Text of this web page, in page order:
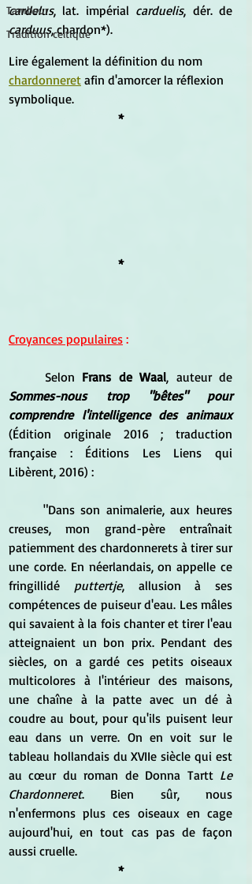
Tambour
Tradition celtique
cardelus, lat. impérial carduelis, dér. de
carduus, chardon*).
Lire également la définition du nom
chardonneret afin d'amorcer la réflexion
symbolique.
*
*
Croyances populaires :
	Selon
Frans de Waal
Sommes-nous trop "bêtes" pour
comprendre l'intelligence des animaux
(Édition originale 2016 ; traduction
française : Éditions Les Liens qui
Libèrent, 2016) :
creuses, mon grand-père entraînait
patiemment des chardonnerets à tirer sur
une corde. En néerlandais, on appelle ce
fringillidé puttertje, allusion à ses
compétences de puiseur d'eau. Les mâles
qui savaient à la fois chanter et tirer l'eau
atteignaient un bon prix. Pendant des
siècles, on a gardé ces petits oiseaux
multicolores à l'intérieur des maisons,
une chaîne à la patte avec un dé à
coudre au bout, pour qu'ils puisent leur
eau dans un verre. On en voit sur le
tableau hollandais du XVIIe siècle qui est
au cœur du roman de Donna Tartt Le
Chardonneret. Bien sûr, nous
n'enfermons plus ces oiseaux en cage
aujourd'hui, en tout cas pas de façon
aussi cruelle.
*